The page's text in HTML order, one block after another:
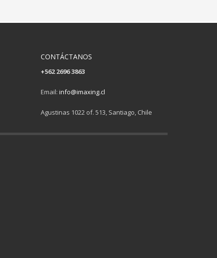
CONTÁCTANOS
+562 2696 3863
Email: info@imaxing.cl
Agustinas 1022 of. 513, Santiago, Chile